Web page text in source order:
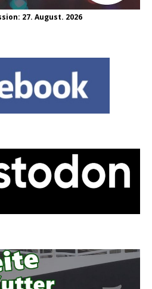
27. August. 2026